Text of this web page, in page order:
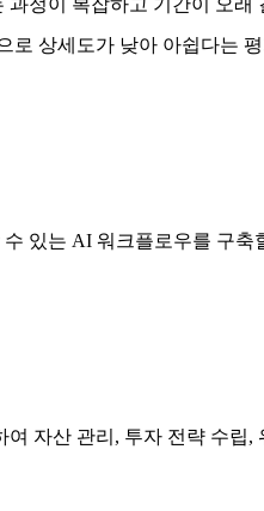
로 상세도가 낮아 아쉽다는
있는 AI 워크플로우를 구축
자산 관리, 투자 전략 수립,